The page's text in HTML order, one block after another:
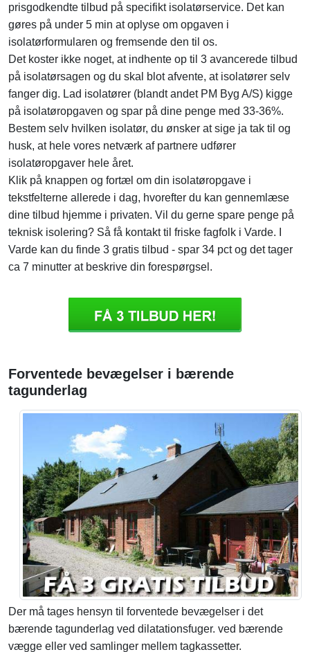
prisgodkendte tilbud på specifikt isolatørservice. Det kan
gøres på under 5 min at oplyse om opgaven i
isolatørformularen og fremsende den til os.
Det koster ikke noget, at indhente op til 3 avancerede tilbud
på isolatørsagen og du skal blot afvente, at isolatører selv
fanger dig. Lad isolatører (blandt andet PM Byg A/S) kigge
på isolatøropgaven og spar på dine penge med 33-36%.
Bestem selv hvilken isolatør, du ønsker at sige ja tak til og
husk, at hele vores netværk af partnere udfører
isolatøropgaver hele året.
Klik på knappen og fortæl om din isolatøropgave i
tekstfelterne allerede i dag, hvorefter du kan gennemlæse
dine tilbud hjemme i privaten. Vil du gerne spare penge på
teknisk isolering? Så få kontakt til friske fagfolk i Varde. I
Varde kan du finde 3 gratis tilbud - spar 34 pct og det tager
ca 7 minutter at beskrive din forespørgsel.
Forventede bevægelser i bærende
tagunderlag
Der må tages hensyn til forventede bevægelser i det
bærende tagunderlag ved dilatationsfuger. ved bærende
vægge eller ved samlinger mellem tagkassetter.